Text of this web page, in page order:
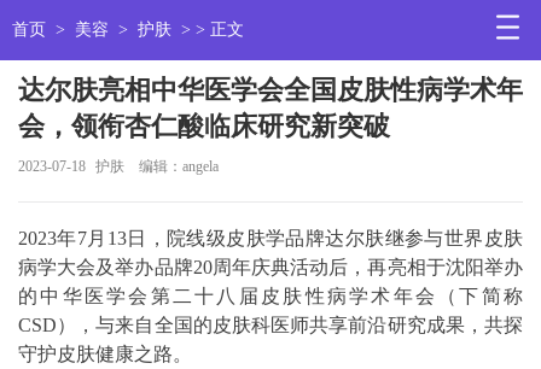
首页 > 美容 > 护肤 > > 正文
达尔肤亮相中华医学会全国皮肤性病学术年
会，领衔杏仁酸临床研究新突破
2023-07-18 护肤 编辑：angela
2023年7月13日，院线级皮肤学品牌达尔肤继参与世界皮肤
病学大会及举办品牌20周年庆典活动后，再亮相于沈阳举办
的中华医学会第二十八届皮肤性病学术年会（下简称
CSD），与来自全国的皮肤科医师共享前沿研究成果，共探
守护皮肤健康之路。